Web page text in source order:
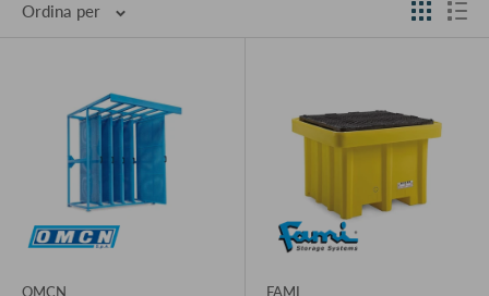
Ordina per
OMCN FAMI